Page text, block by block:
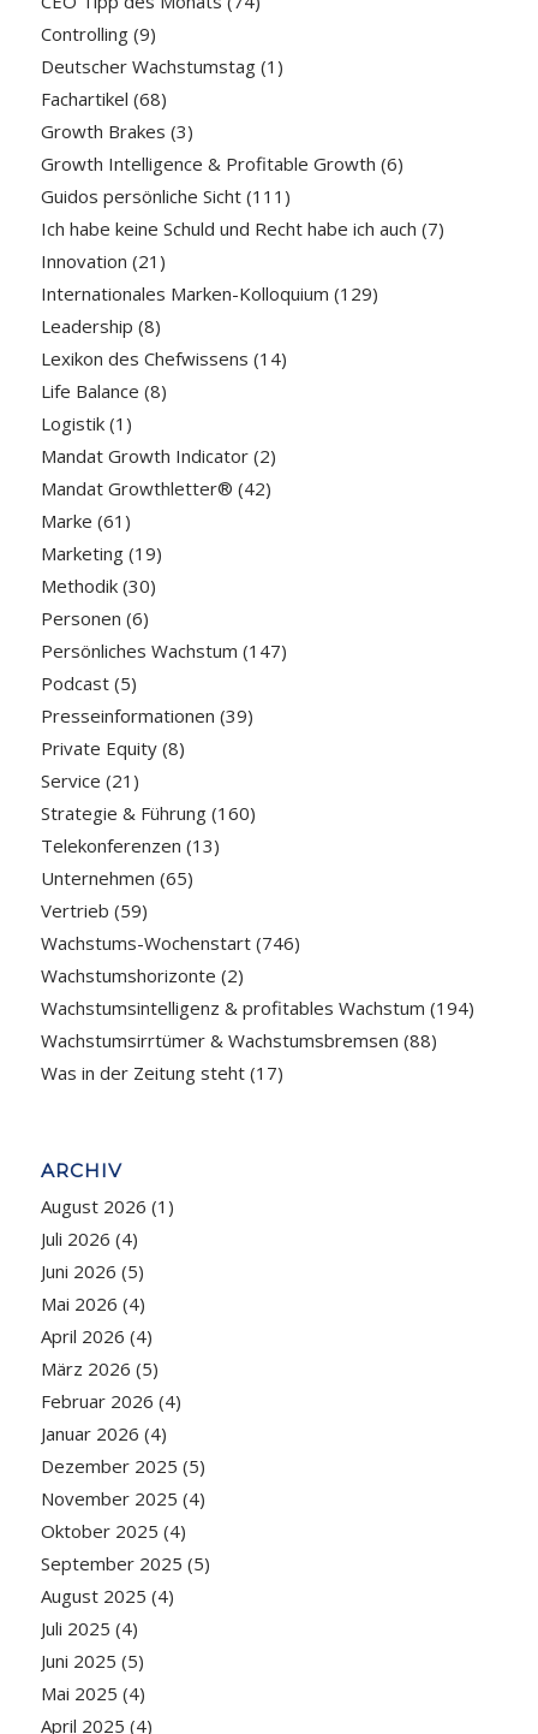
Controlling(9)
Deutscher Wachstumstag(1)
Fachartikel (68)
Growth Brakes (3)
Growth Intelligence & Profitable Growth (6)
Guidos persönliche Sicht(111)
Ich habe keine Schuld und Recht habe ich auch (7)
Innovation (21)
Internationales Marken-Kolloquium (129)
Leadership (8)
Lexikon des Chefwissens (14)
Life Balance (8)
Logistik(1)
Mandat Growth Indicator(2)
Mandat Growthletter® (42)
Marke (61)
Marketing(19)
Methodik(30)
Personen (6)
Persönliches Wachstum (147)
Podcast(5)
Presseinformationen (39)
Private Equity(8)
Service (21)
Strategie & Führung(160)
Telekonferenzen (13)
Unternehmen (65)
Vertrieb (59)
Wachstums-Wochenstart(746)
Wachstumshorizonte (2)
Wachstumsintelligenz & profitables Wachstum (194)
Wachstumsirrtümer & Wachstumsbremsen (88)
Was in der Zeitung steht(17)
ARCHIV
August 2026 (1)
Juli 2026 (4)
Juni 2026 (5)
Mai 2026 (4)
April 2026 (4)
März 2026 (5)
Februar 2026 (4)
Januar 2026 (4)
Dezember 2025 (5)
November 2025 (4)
Oktober 2025 (4)
September 2025 (5)
August 2025 (4)
Juli 2025 (4)
Juni 2025 (5)
Mai 2025 (4)
April 2025 (4)